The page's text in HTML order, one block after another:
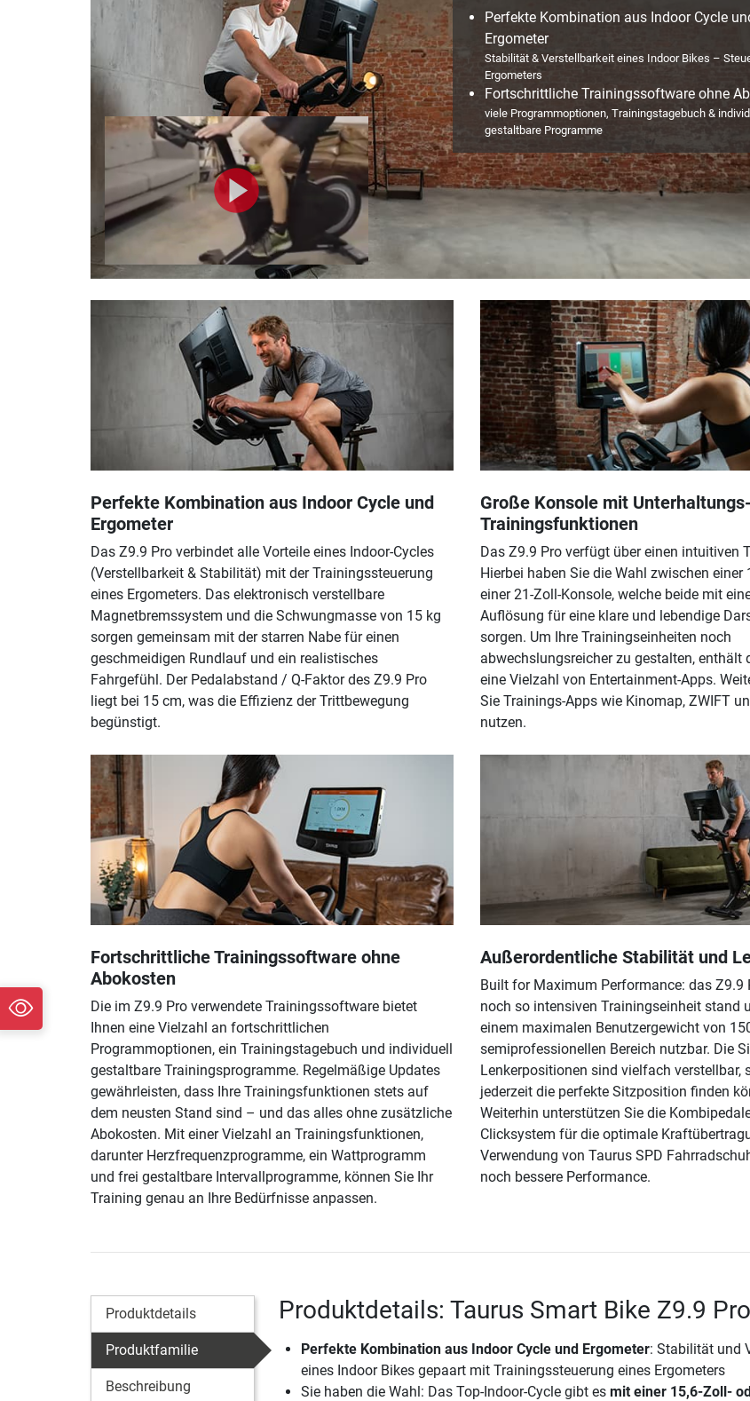
Perfekte Kombination aus Indoor Cycle
Ergometer
Stabilität & Verstellbarkeit eines Indoor Bikes –
Ergometers
Fortschrittliche Trainingssoftware ohne
viele Programmoptionen, Trainingstagebuch &
gestaltbare Programme
Perfekte Kombination aus Indoor Cycle und
Ergometer
Das Z9.9 Pro verbindet alle Vorteile eines Indoor-Cycles
(Verstellbarkeit & Stabilität) mit der Trainingssteuerung
eines Ergometers. Das elektronisch verstellbare
Magnetbremssystem und die Schwungmasse von 15 kg
sorgen gemeinsam mit der starren Nabe für einen
geschmeidigen Rundlauf und ein realistisches
Fahrgefühl. Der Pedalabstand / Q-Faktor des Z9.9 Pro
liegt bei 15 cm, was die Effizienz der Trittbewegung
begünstigt.
Große Konsole mit
Trainingsfunktionen
Das Z9.9 Pro verfügt über einen intuitiven
Hierbei haben Sie die Wahl zwischen einer
einer 21-Zoll-Konsole, welche beide mit
Auflösung für eine klare und lebendige
sorgen. Um Ihre Trainingseinheiten noch
abwechslungsreicher zu gestalten, enthält
eine Vielzahl von Entertainment-Apps.
Sie Trainings-Apps wie Kinomap, ZWIFT
nutzen.
Fortschrittliche Trainingssoftware ohne
Abokosten
Die im Z9.9 Pro verwendete Trainingssoftware bietet
Ihnen eine Vielzahl an fortschrittlichen
Programmoptionen, ein Trainingstagebuch und individuell
gestaltbare Trainingsprogramme. Regelmäßige Updates
gewährleisten, dass Ihre Trainingsfunktionen stets auf
dem neusten Stand sind – und das alles ohne zusätzliche
Abokosten. Mit einer Vielzahl an Trainingsfunktionen,
darunter Herzfrequenzprogramme, ein Wattprogramm
und frei gestaltbare Intervallprogramme, können Sie Ihr
Training genau an Ihre Bedürfnisse anpassen.
Außerordentliche Stabilität und
Built for Maximum Performance: das Z9.9
noch so intensiven Trainingseinheit stand
einem maximalen Benutzergewicht von
semiprofessionellen Bereich nutzbar. Die
Lenkerpositionen sind vielfach verstellbar,
jederzeit die perfekte Sitzposition finden
Weiterhin unterstützen Sie die
Clicksystem für die optimale
Verwendung von Taurus SPD
noch bessere Performance.
Produktdetails
Produktfamilie
Beschreibung
Produktdetails: Taurus Smart Bike Z9.9 Pro
Perfekte Kombination aus Indoor Cycle und Ergometer: Stabilität und
eines Indoor Bikes gepaart mit Trainingssteuerung eines Ergometers
Sie haben die Wahl: Das Top-Indoor-Cycle gibt es mit einer 15,6-Zoll-